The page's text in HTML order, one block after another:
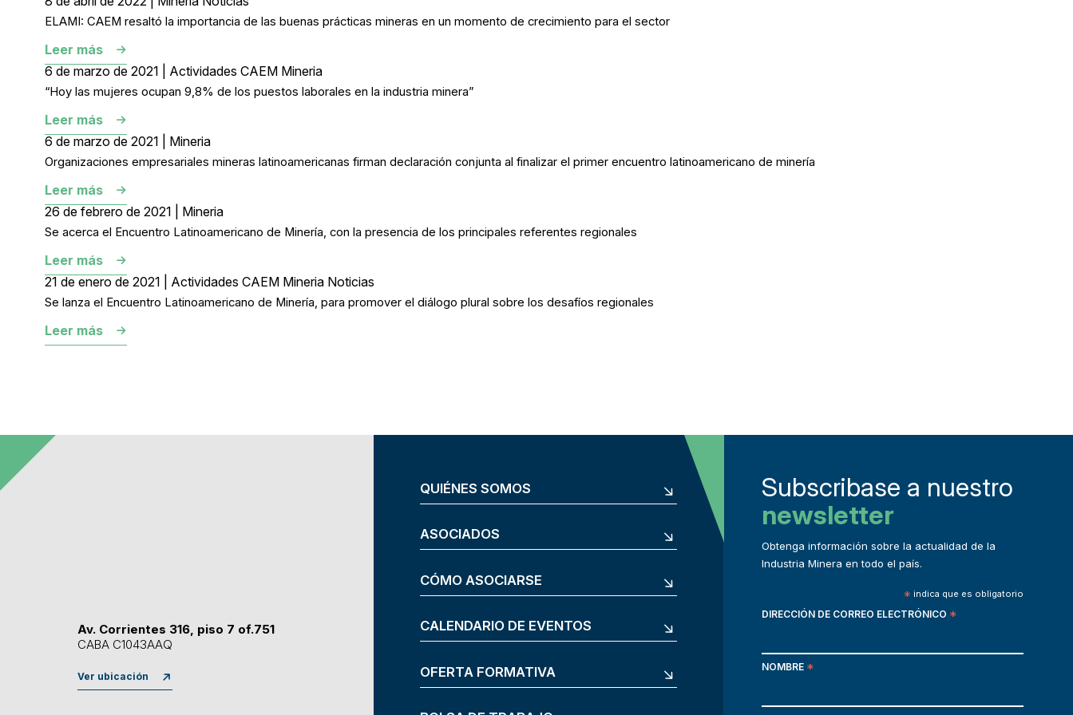
ELAMI: CAEM resaltó la importancia de las buenas prácticas mineras en un momento de crecimiento para el sector
Leer más
6 de marzo de 2021 | Actividades CAEM Mineria
“Hoy las mujeres ocupan 9,8% de los puestos laborales en la industria minera”
Leer más
6 de marzo de 2021 | Mineria
Organizaciones empresariales mineras latinoamericanas firman declaración conjunta al finalizar el primer encuentro latinoamericano de minería
Leer más
26 de febrero de 2021 | Mineria
Se acerca el Encuentro Latinoamericano de Minería, con la presencia de los principales referentes regionales
Leer más
21 de enero de 2021 | Actividades CAEM Mineria Noticias
Se lanza el Encuentro Latinoamericano de Minería, para promover el diálogo plural sobre los desafíos regionales
Leer más
Av. Corrientes 316, piso 7 of.751
CABA C1043AAQ
Ver ubicación
QUIÉNES SOMOS
ASOCIADOS
CÓMO ASOCIARSE
CALENDARIO DE EVENTOS
OFERTA FORMATIVA
Subscribase a nuestro
newsletter
Obtenga información sobre la actualidad de la
Industria Minera en todo el país.
* indica que es obligatorio
DIRECCIÓN DE CORREO ELECTRÓNICO *
NOMBRE *